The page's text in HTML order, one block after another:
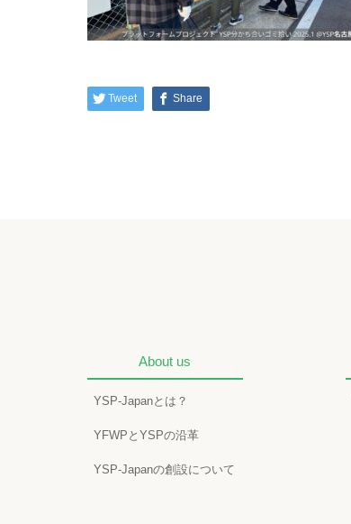
Tweet Share
About us
YSP-Japanとは？
YFWPとYSPの沿革
YSP-Japanの創設について